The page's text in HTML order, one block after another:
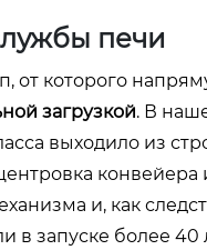
печи
от которого
загрузкой. В
выходило из
и, как
в запуске более